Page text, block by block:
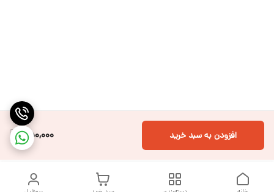
450,000 افزودن به سبد خرید